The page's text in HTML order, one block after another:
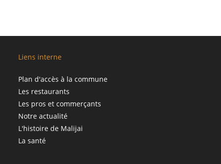
Liens interne
Plan d'accès à la commune
Les restaurants
Les pros et commerçants
Notre actualité
L'histoire de Malijai
La santé